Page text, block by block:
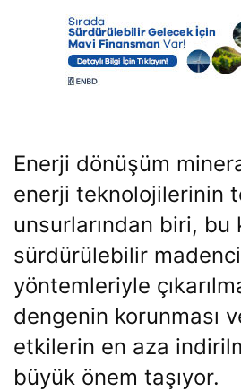
Enerji dönüşüm
enerji teknolojilerinin
unsurlarından biri, bu
sürdürülebilir
yöntemleriyle
dengenin korunması
etkilerin en aza
büyük önem taşıyor.